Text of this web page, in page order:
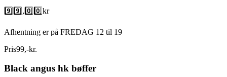
9️⃣9️⃣,0️⃣0️⃣kr
Afhentning er på FREDAG 12 til 19
Pris99,-kr.
Black angus hk bøffer